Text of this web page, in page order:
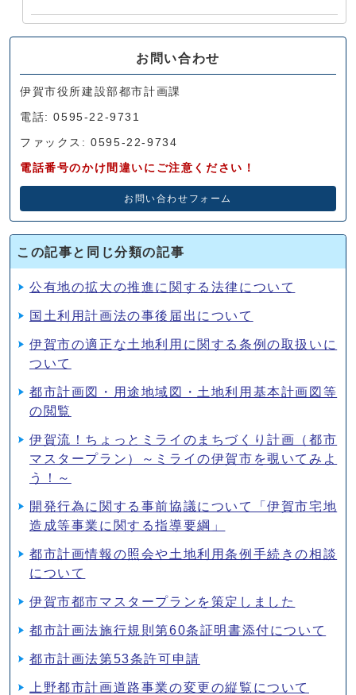
お問い合わせ
伊賀市役所建設部都市計画課
電話: 0595-22-9731
ファックス: 0595-22-9734
電話番号のかけ間違いにご注意ください！
お問い合わせフォーム
この記事と同じ分類の記事
公有地の拡大の推進に関する法律について
国土利用計画法の事後届出について
伊賀市の適正な土地利用に関する条例の取扱いに
ついて
都市計画図・用途地域図・土地利用基本計画図等
の閲覧
伊賀流！ちょっとミライのまちづくり計画（都市
マスタープラン）～ミライの伊賀市を覗いてみよ
う！～
開発行為に関する事前協議について「伊賀市宅地
造成等事業に関する指導要綱」
都市計画情報の照会や土地利用条例手続きの相談
について
伊賀市都市マスタープランを策定しました
都市計画法施行規則第60条証明書添付について
都市計画法第53条許可申請
上野都市計画道路事業の変更の縦覧について